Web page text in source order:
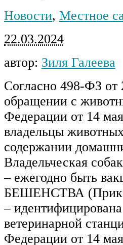
Новости, Местное
22.03.2024
автор: Зиля Галеева
Согласно 498-ФЗ от
обращении с
Федерации от 14
владельцы
содержании
Владельческая
– ежегодно быть
БЕШЕНСТВА
–
ветеринарной
Федерации от 14